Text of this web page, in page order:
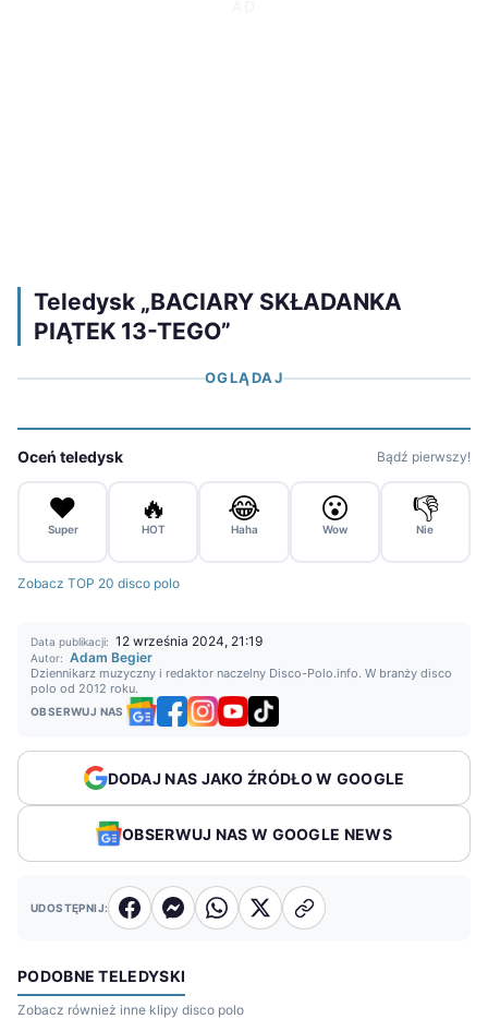
Teledysk „BACIARY SKŁADANKA
PIĄTEK 13-TEGO”
OGLĄDAJ
Oceń teledysk Bądź pierwszy!
❤️
Super
🔥
HOT
😂
Haha
😮
Wow
👎
Nie
Zobacz TOP 20 disco polo
Data publikacji: 12 września 2024, 21:19
Autor: Adam Begier
Dziennikarz muzyczny i redaktor naczelny Disco-Polo.info. W branży disco
polo od 2012 roku.
OBSERWUJ NAS
DODAJ NAS JAKO ŹRÓDŁO W GOOGLE
OBSERWUJ NAS W GOOGLE NEWS
UDOSTĘPNIJ:
PODOBNE TELEDYSKI
Zobacz również inne klipy disco polo